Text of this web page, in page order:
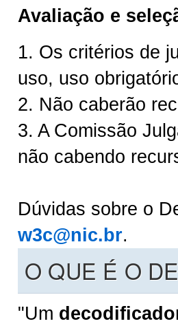
Avaliação e
1. Os critérios de
uso, uso
2. Não caberão
3. A Comissão
não cabendo
Dúvidas sobre o
w3c@nic.br.
O QUE É O
"Um